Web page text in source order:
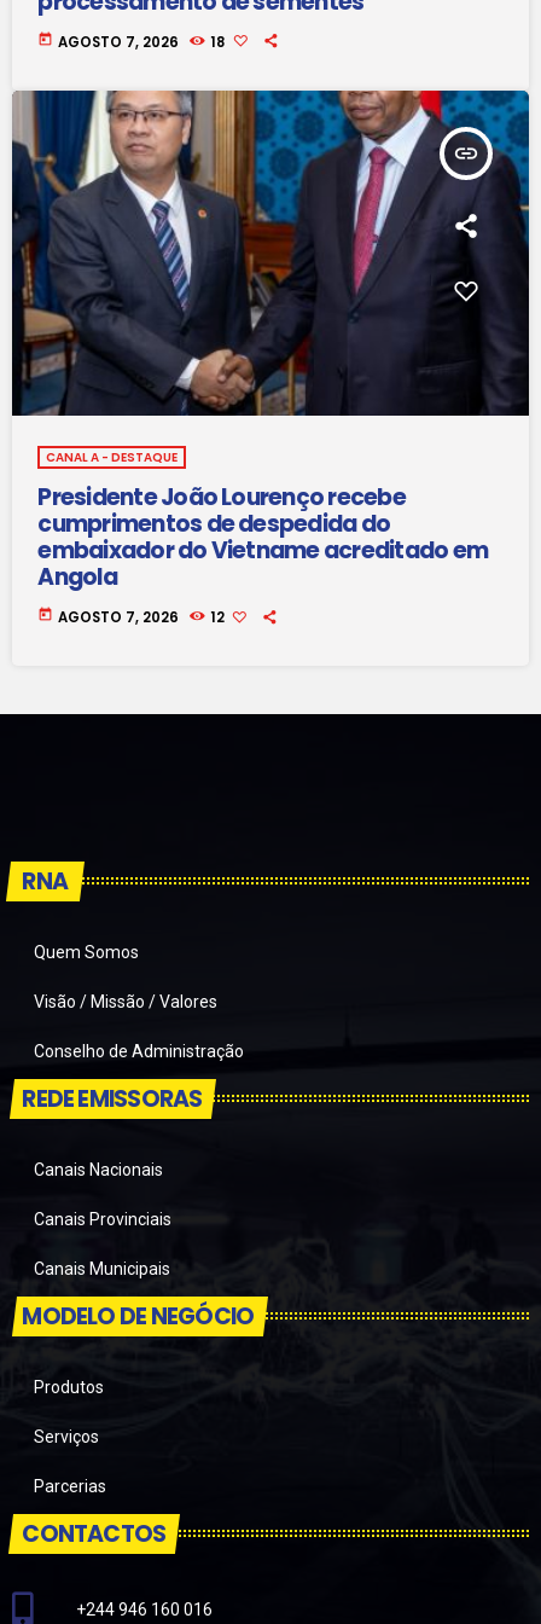
today AGOSTO 7, 2026 18
insert_link
CANAL A - DESTAQUE
Presidente João Lourenço recebe
cumprimentos de despedida do
embaixador do Vietname acreditado em
Angola
today AGOSTO 7, 2026 12
RNA
Quem Somos
Visão / Missão / Valores
Conselho de Administração
REDE EMISSORAS
Canais Nacionais
Canais Provinciais
Canais Municipais
MODELO DE NEGÓCIO
Produtos
Serviços
Parcerias
CONTACTOS
+244 946 160 016